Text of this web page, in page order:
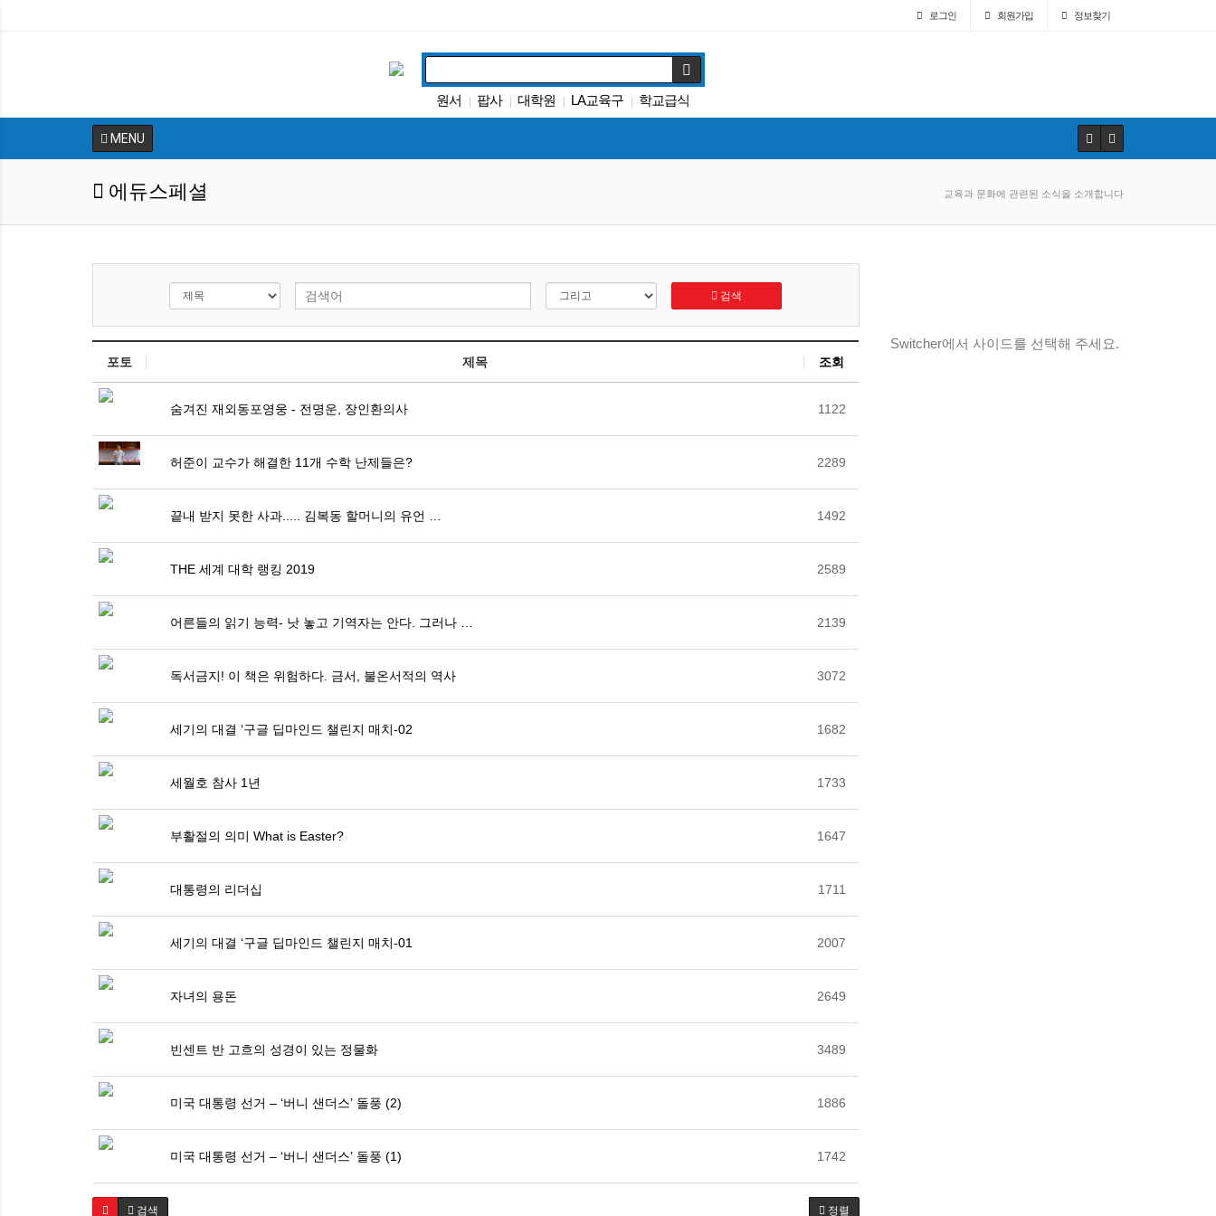
로그인 회원가입 정보찾기
원서 팝사 대학원 LA교육구 학교급식
Fafsa 교육정책 코로나 DACA
MENU
에듀스페셜 교육과 문화에 관련된 소식을 소개합니다
검색
포토 제목 조회
숨겨진 재외동포영웅 - 전명운, 장인환의사 1122
허준이 교수가 해결한 11개 수학 난제들은? 2289
끝내 받지 못한 사과..... 김복동 할머니의 유언 … 1492
THE 세계 대학 랭킹 2019 2589
어른들의 읽기 능력- 낫 놓고 기역자는 안다. 그러나 … 2139
독서금지! 이 책은 위험하다. 금서, 불온서적의 역사 3072
세기의 대결 ‘구글 딥마인드 챌린지 매치-02 1682
세월호 참사 1년 1733
부활절의 의미 What is Easter? 1647
대통령의 리더십 1711
세기의 대결 ‘구글 딥마인드 챌린지 매치-01 2007
자녀의 용돈 2649
빈센트 반 고흐의 성경이 있는 정물화 3489
미국 대통령 선거 – ‘버니 샌더스’ 돌풍 (2) 1886
미국 대통령 선거 – ‘버니 샌더스’ 돌풍 (1) 1742
정렬
검색
Switcher에서 사이드를 선택해 주세요.